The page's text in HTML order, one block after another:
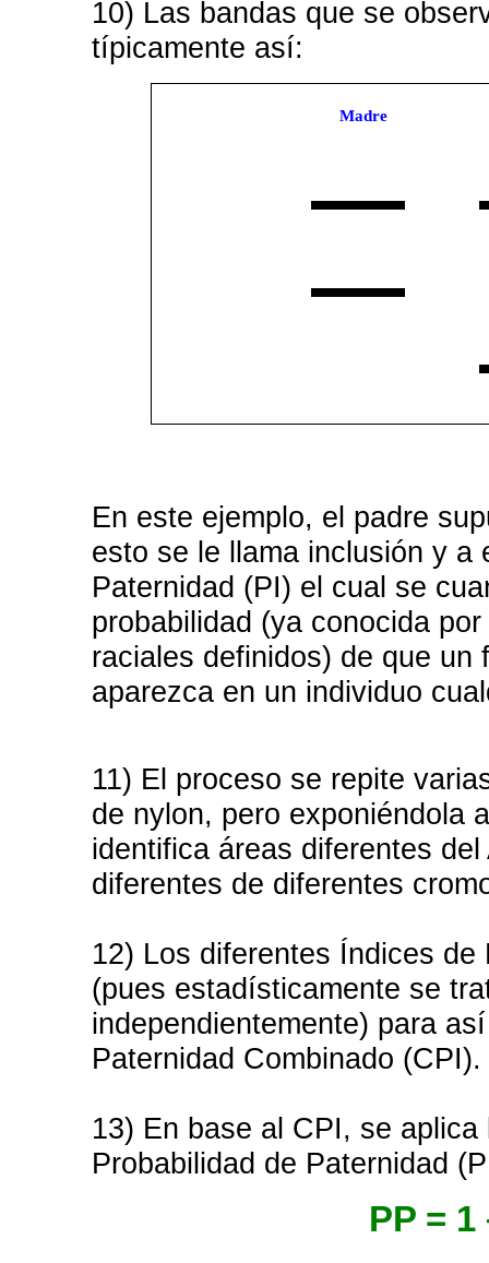
10) Las bandas que se
típicamente así:
Madre
En este ejemplo, el padre
esto se le llama inclusión y a
Paternidad (PI) el cual se
probabilidad (ya conocida
raciales definidos) de que un
aparezca en un individuo
11) El proceso se repite
de nylon, pero exponiéndola
identifica áreas diferentes
diferentes de diferentes
12) Los diferentes Índices
(pues estadísticamente se
independientemente) para
Paternidad Combinado (CPI).
13) En base al CPI, se
Probabilidad de Paternidad
PP =